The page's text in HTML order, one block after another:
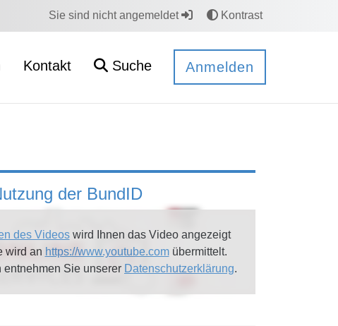
Sie sind nicht angemeldet Kontrast
Kontakt Suche Anmelden
der BundID
des Videoswird Ihnen das Video angezeigt
wird an https://www.youtube.comübermittelt.
entnehmen Sie unserer Datenschutzerklärung.